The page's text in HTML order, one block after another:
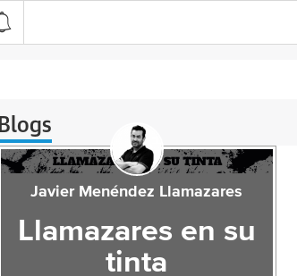
Blogs
Javier Menéndez Llamazares
Llamazares en su
tinta